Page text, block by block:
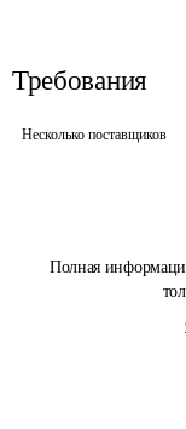
Полная
Требования
Несколько поставщиков